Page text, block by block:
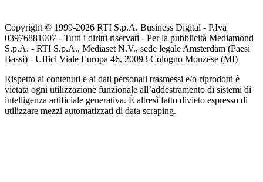
Copyright © 1999-2026 RTI S.p.A. Business Digital - P.Iva
03976881007 - Tutti i diritti riservati - Per la pubblicità Mediamond
S.p.A. - RTI S.p.A., Mediaset N.V., sede legale Amsterdam (Paesi
Bassi) - Uffici Viale Europa 46, 20093 Cologno Monzese (MI)
Rispetto ai contenuti e ai dati personali trasmessi e/o riprodotti è
vietata ogni utilizzazione funzionale all’addestramento di sistemi di
intelligenza artificiale generativa. È altresì fatto divieto espresso di
utilizzare mezzi automatizzati di data scraping.